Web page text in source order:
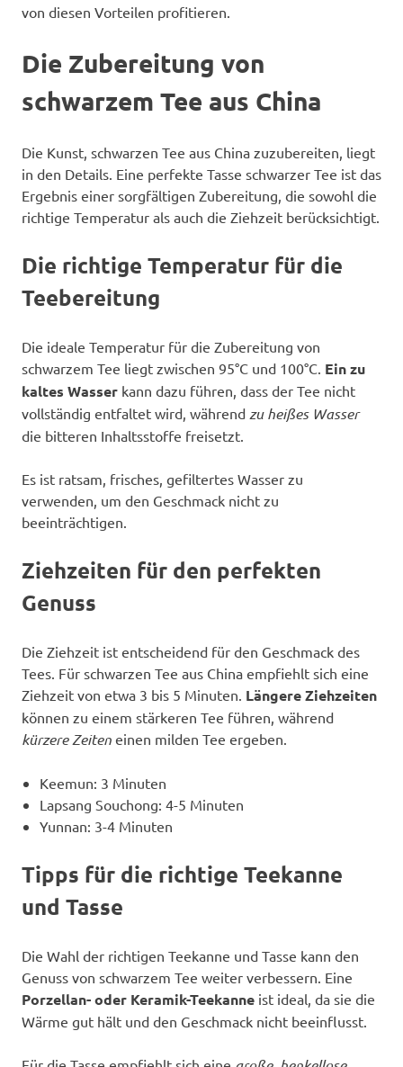
von diesen Vorteilen profitieren.
Die Zubereitung von
schwarzem Tee aus China
Die Kunst, schwarzen Tee aus China zuzubereiten, liegt
in den Details. Eine perfekte Tasse schwarzer Tee ist das
Ergebnis einer sorgfältigen Zubereitung, die sowohl die
richtige Temperatur als auch die Ziehzeit berücksichtigt.
Die richtige Temperatur für die
Teebereitung
Die ideale Temperatur für die Zubereitung von
schwarzem Tee liegt zwischen 95°C und 100°C. Ein zu
kaltes Wasser kann dazu führen, dass der Tee nicht
vollständig entfaltet wird, während zu heißes Wasser
die bitteren Inhaltsstoffe freisetzt.
Es ist ratsam, frisches, gefiltertes Wasser zu
verwenden, um den Geschmack nicht zu
beeinträchtigen.
Ziehzeiten für den perfekten
Genuss
Die Ziehzeit ist entscheidend für den Geschmack des
Tees. Für schwarzen Tee aus China empfiehlt sich eine
Ziehzeit von etwa 3 bis 5 Minuten. Längere Ziehzeiten
können zu einem stärkeren Tee führen, während
kürzere Zeiten einen milden Tee ergeben.
Keemun: 3 Minuten
Lapsang Souchong: 4-5 Minuten
Yunnan: 3-4 Minuten
Tipps für die richtige Teekanne
und Tasse
Die Wahl der richtigen Teekanne und Tasse kann den
Genuss von schwarzem Tee weiter verbessern. Eine
Porzellan- oder Keramik-Teekanne ist ideal, da sie die
Wärme gut hält und den Geschmack nicht beeinflusst.